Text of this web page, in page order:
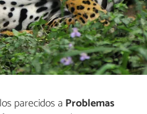
parecidos a Problemas